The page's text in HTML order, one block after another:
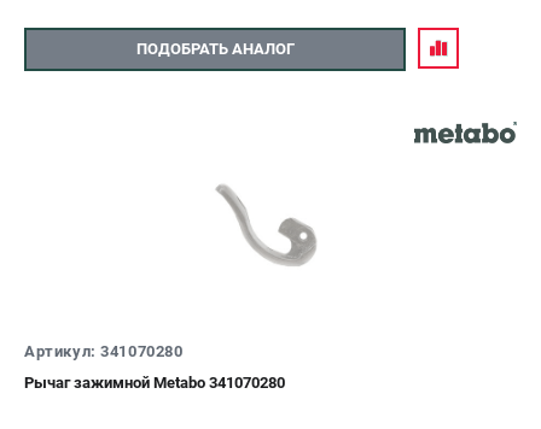
ПОДОБРАТЬ АНАЛОГ
Артикул: 341070280
Рычаг зажимной Metabo 341070280